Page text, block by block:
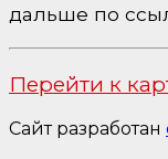
дальше по
Перейти к
Сайт разработан